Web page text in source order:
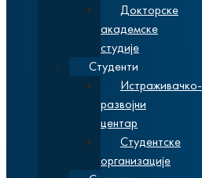
Докторске
академске
студије
Студенти
Истраживачко-
развојни
центар
Студентске
организације